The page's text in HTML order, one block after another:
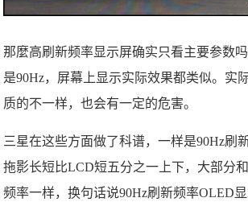
那麼高刷新频率显示屏确实只看主要参数
是90Hz，屏幕上显示实际效果都类似。实
质的不一样，也会有一定的危害。
三星在这些方面做了科谱，一样是90Hz刷
拖影长短比LCD短五分之一上下，大部分
频率一样，换句话说90Hz刷新频率OLED